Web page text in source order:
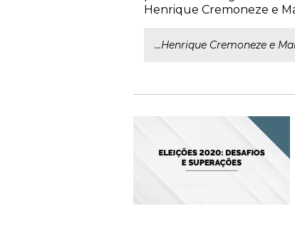
Henrique Cremoneze e
...Henrique Cremoneze e